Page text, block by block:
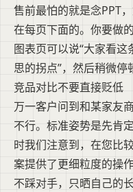
售前最怕的就是念PPT
在每页下面的。你要做
图表页可以说“大家看
思的拐点”，然后稍微停
竞品对比不要直接贬低
万一客户问到和某家友
不行。标准姿势是先肯
时我们注意到，在您比
案提供了更细粒度的操
不踩对手，只晒自己的长